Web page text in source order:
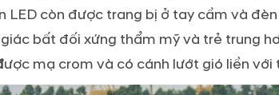
LED còn được trang bị ở tay cầm và
bất đối xứng thẩm mỹ và trẻ trung
ược mạ crom và có cánh lướt gió liền với